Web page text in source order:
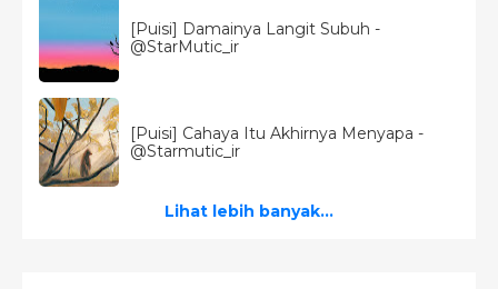
[Puisi] Damainya Langit Subuh -
@StarMutic_ir
[Puisi] Cahaya Itu Akhirnya Menyapa -
@Starmutic_ir
Lihat lebih banyak...